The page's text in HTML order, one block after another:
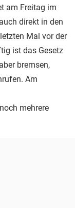
am Freitag im
direkt in den
Mal vor der
ist das Gesetz
bremsen,
Am
mehrere